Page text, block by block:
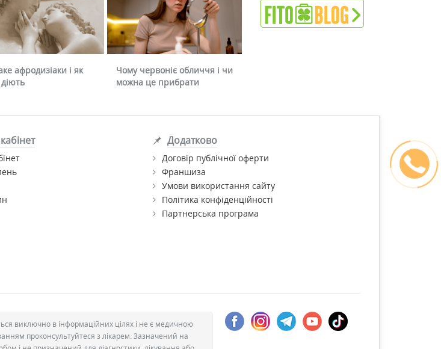
афродизіаки і як
Чому червоніє обличчя і чи
можна це прибрати
Додатково
Договір публічної оферти
Франшиза
Умови використання сайту
Політика конфіденційності
Партнерська програма
виключно в інформаційних цілях і не є медичною
проконсультуйтеся з лікарем. Зазначений на